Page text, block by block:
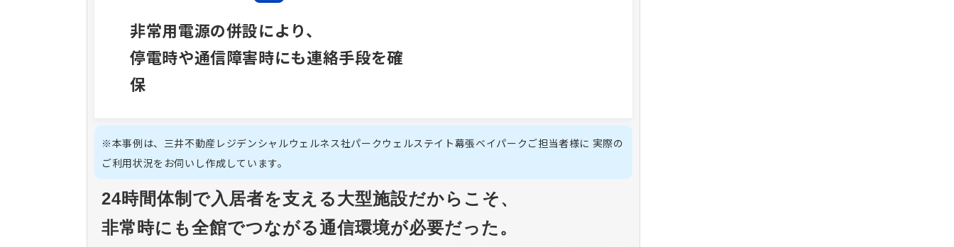
非常用電源の併設により、
停電時や通信障害時にも連絡手段を確
保
※本事例は、三井不動産レジデンシャルウェルネス社パークウェルステイト幕張ベイパークご担当者様に 実際の
ご利用状況をお伺いし作成しています。
24時間体制で入居者を支える大型施設だからこそ、
非常時にも全館でつながる通信環境が必要だった。